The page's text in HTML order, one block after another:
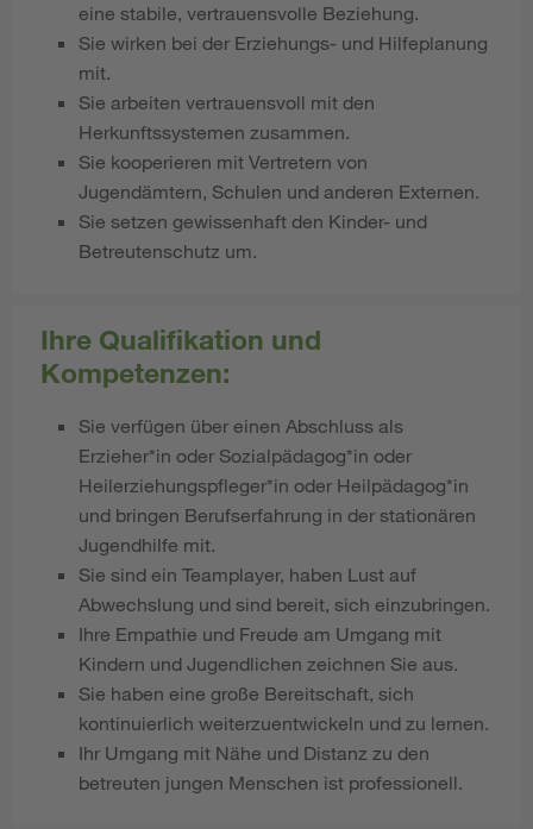
eine stabile, vertrauensvolle Beziehung.
Sie wirken bei der Erziehungs- und Hilfeplanung
mit.
Sie arbeiten vertrauensvoll mit den
Herkunftssystemen zusammen.
Sie kooperieren mit Vertretern von
Jugendämtern, Schulen und anderen Externen.
Sie setzen gewissenhaft den Kinder- und
Betreutenschutz um.
Ihre Qualifikation und
Kompetenzen:
Sie verfügen über einen Abschluss als
Erzieher*in oder Sozialpädagog*in oder
Heilerziehungspfleger*in oder Heilpädagog*in
und bringen Berufserfahrung in der stationären
Jugendhilfe mit.
Sie sind ein Teamplayer, haben Lust auf
Abwechslung und sind bereit, sich einzubringen.
Ihre Empathie und Freude am Umgang mit
Kindern und Jugendlichen zeichnen Sie aus.
Sie haben eine große Bereitschaft, sich
kontinuierlich weiterzuentwickeln und zu lernen.
Ihr Umgang mit Nähe und Distanz zu den
betreuten jungen Menschen ist professionell.